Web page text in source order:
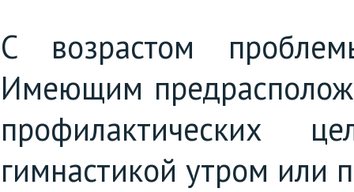
С возрастом
Имеющим
профилактических
гимнастикой утром или